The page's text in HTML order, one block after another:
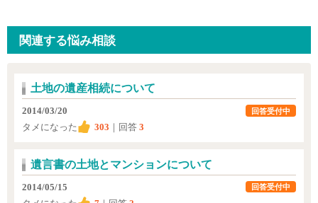
関連する悩み相談
土地の遺産相続について
2014/03/20
タメになった
303 ｜回答 3
回答受付中
遺言書の土地とマンションについて
2014/05/15
回答受付中